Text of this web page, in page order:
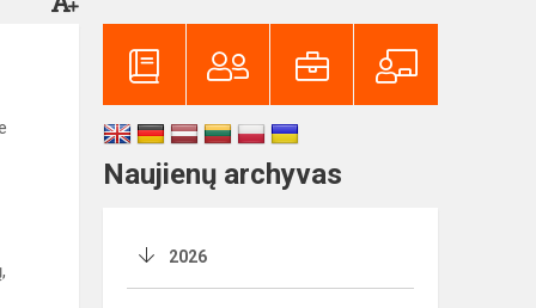
Naujienų archyvas
2026